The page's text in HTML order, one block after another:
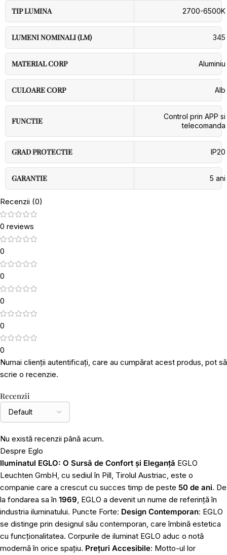
TIP LUMINA 2700-6500K
LUMENI NOMINALI (LM) 345
MATERIAL CORP Aluminiu
CULOARE CORP Alb
FUNCTIE
Control prin APP si
telecomanda
GRAD PROTECTIE IP20
GARANTIE 5 ani
Recenzii (0)
0 reviews
0
0
0
0
0
Recenzii
Nu există recenzii până acum.
Numai clienții autentificați, care au cumpărat acest produs, pot să
scrie o recenzie.
Despre Eglo
Iluminatul EGLO: O Sursă de Confort și Eleganță EGLO
Leuchten GmbH, cu sediul în Pill, Tirolul Austriac, este o
companie care a crescut cu succes timp de peste 50 de ani. De
la fondarea sa în 1969, EGLO a devenit un nume de referință în
industria iluminatului. Puncte Forte: Design Contemporan: EGLO
se distinge prin designul său contemporan, care îmbină estetica
cu funcționalitatea. Corpurile de iluminat EGLO aduc o notă
modernă în orice spațiu. Prețuri Accesibile: Motto-ul lor